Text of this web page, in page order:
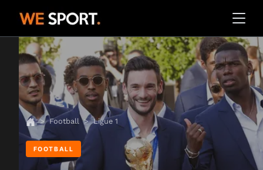
Football Ligue 1
FOOTBALL